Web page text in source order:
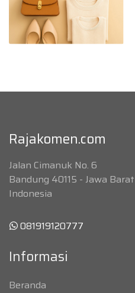
Rajakomen.com
Jalan Cimanuk No. 6
Bandung 40115 - Jawa Barat
Indonesia
081919120777
Informasi
Beranda